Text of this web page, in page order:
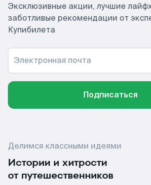
Эксклюзивные акции, лучшие
заботливые рекомендации от
Купибилета
Электронная почта
Подписаться
Делимся классными идеями
Истории и хитрости
от путешественников